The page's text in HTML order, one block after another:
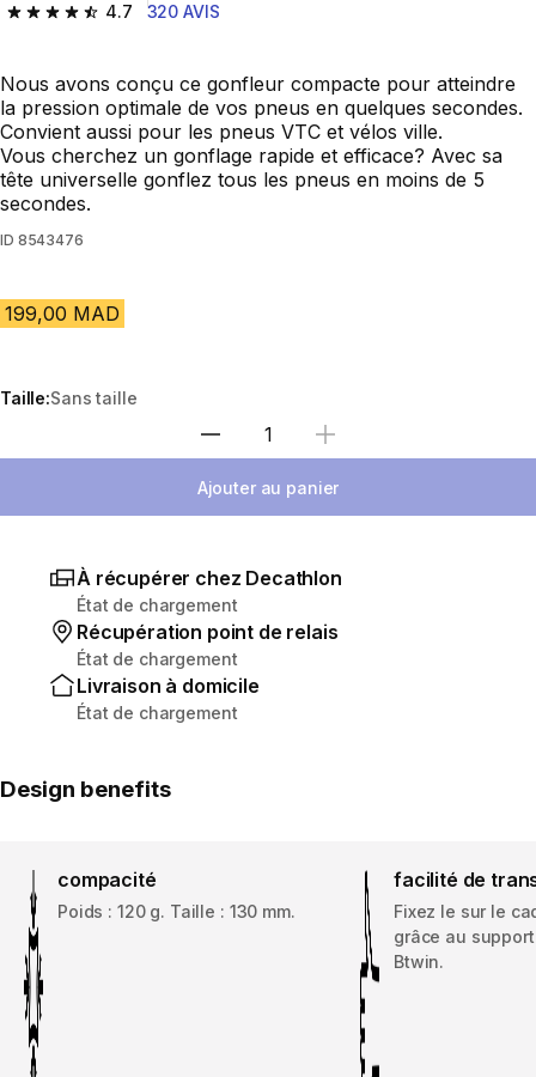
4.7
4.7 out of 5 stars from 320 reviews
320 AVIS
Nous avons conçu ce gonfleur compacte pour atteindre
la pression optimale de vos pneus en quelques secondes.
Convient aussi pour les pneus VTC et vélos ville.
Vous cherchez un gonflage rapide et efficace? Avec sa
tête universelle gonflez tous les pneus en moins de 5
secondes.
ID 8543476
199,00 MAD
Taille:Sans taille
Sélectionnez la quantité
Ajouter au panier
À récupérer chez Decathlon
État de chargement
Récupération point de relais
État de chargement
Livraison à domicile
État de chargement
Design benefits
compacité
Poids : 120 g. Taille : 130 mm.
facilité de
Fixez le sur le
grâce au
Btwin.